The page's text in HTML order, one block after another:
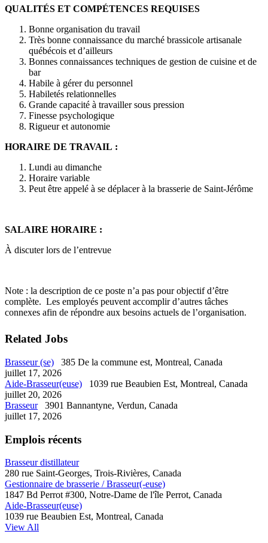
QUALITÉS ET COMPÉTENCES REQUISES
Bonne organisation du travail
Très bonne connaissance du marché brassicole artisanale
québécois et d’ailleurs
Bonnes connaissances techniques de gestion de cuisine et de
bar
Habile à gérer du personnel
Habiletés relationnelles
Grande capacité à travailler sous pression
Finesse psychologique
Rigueur et autonomie
HORAIRE DE TRAVAIL :
Lundi au dimanche
Horaire variable
Peut être appelé à se déplacer à la brasserie de Saint-Jérôme
SALAIRE HORAIRE :
À discuter lors de l’entrevue
Note : la description de ce poste n’a pas pour objectif d’être
complète. Les employés peuvent accomplir d’autres tâches
connexes afin de répondre aux besoins actuels de l’organisation.
Related Jobs
Brasseur (se)
385 De la commune est, Montreal, Canada
juillet 17, 2026
Aide-Brasseur(euse)
1039 rue Beaubien Est, Montreal, Canada
juillet 20, 2026
Brasseur
3901 Bannantyne, Verdun, Canada
juillet 17, 2026
Emplois récents
Brasseur distillateur
280 rue Saint-Georges, Trois-Rivières, Canada
Gestionnaire de brasserie / Brasseur(-euse)
1847 Bd Perrot #300, Notre-Dame de l'île Perrot, Canada
Aide-Brasseur(euse)
1039 rue Beaubien Est, Montreal, Canada
View All